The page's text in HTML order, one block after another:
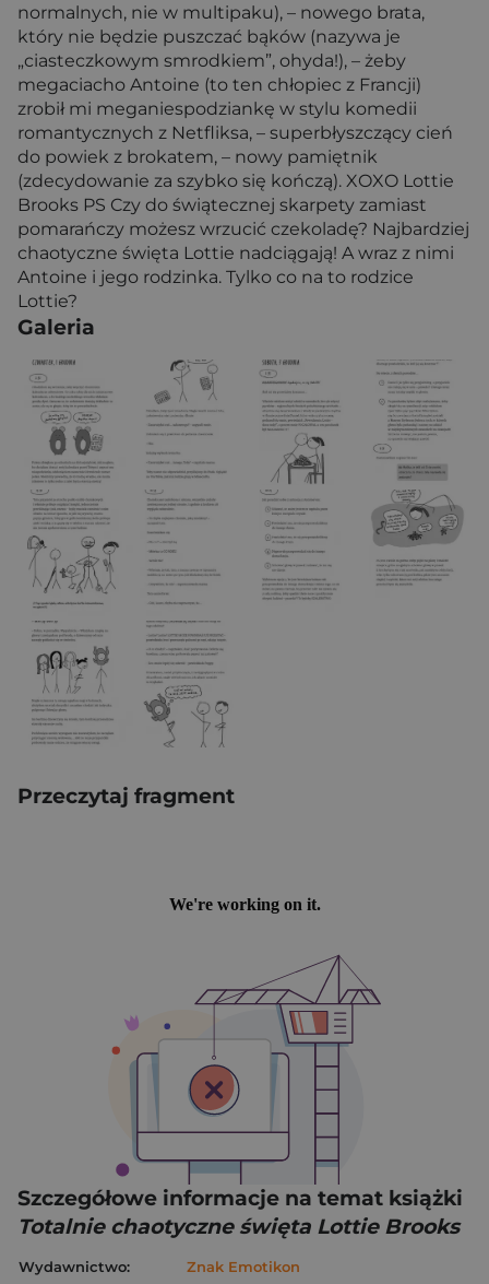
normalnych, nie w multipaku), – nowego brata,
który nie będzie puszczać bąków (nazywa je
„ciasteczkowym smrodkiem”, ohyda!), – żeby
megaciacho Antoine (to ten chłopiec z Francji)
zrobił mi meganiespodziankę w stylu komedii
romantycznych z Netfliksa, – superbłyszczący cień
do powiek z brokatem, – nowy pamiętnik
(zdecydowanie za szybko się kończą). XOXO Lottie
Brooks PS Czy do świątecznej skarpety zamiast
pomarańczy możesz wrzucić czekoladę? Najbardziej
chaotyczne święta Lottie nadciągają! A wraz z nimi
Antoine i jego rodzinka. Tylko co na to rodzice
Lottie?
Galeria
Przeczytaj fragment
Szczegółowe informacje na temat książki
Totalnie chaotyczne święta Lottie Brooks
Wydawnictwo: Znak Emotikon